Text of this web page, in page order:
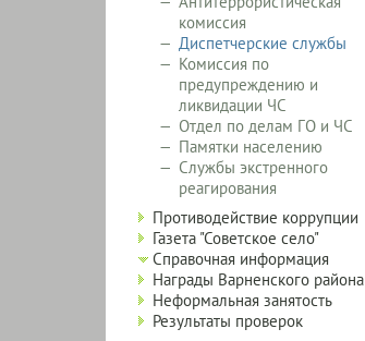
комиссия
Диспетчерские службы
Комиссия по
предупреждению и
ликвидации ЧС
Отдел по делам ГО и ЧС
Памятки населению
Службы экстренного
реагирования
Противодействие коррупции
Газета "Советское село"
Справочная информация
Награды Варненского района
Неформальная занятость
Результаты проверок